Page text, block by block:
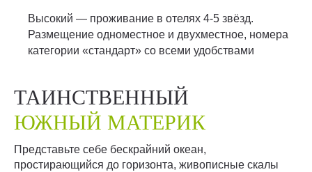
Высокий — проживание в отелях 4-5 звёзд.
Размещение одноместное и двухместное, номера
категории «стандарт» со всеми удобствами
ТАИНСТВЕННЫЙ
ЮЖНЫЙ МАТЕРИК
Представьте себе бескрайний океан,
простирающийся до горизонта, живописные скалы